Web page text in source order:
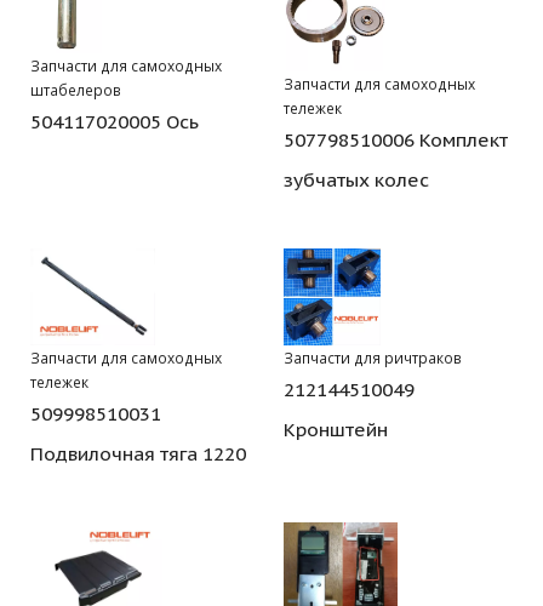
Запчасти для самоходных
штабелеров
504117020005 Ось
Запчасти для самоходных
тележек
507798510006 Комплект
зубчатых колес
Запчасти для самоходных
тележек
509998510031
Подвилочная тяга 1220
Запчасти для ричтраков
212144510049
Кронштейн